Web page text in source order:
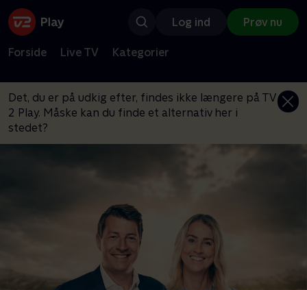
Log ind Prøv nu
Forside Live TV Kategorier
Det, du er på udkig efter, findes ikke længere på TV
2 Play. Måske kan du finde et alternativ her i
stedet?